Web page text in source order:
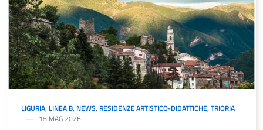
LIGURIA, LINEA B, NEWS, RESIDENZE ARTISTICO-DIDATTICHE, TRIORIA
18 MAG 2026